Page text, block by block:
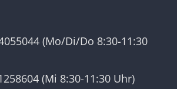
(Mo/Di/Do 8:30-11:30
(Mi 8:30-11:30 Uhr)